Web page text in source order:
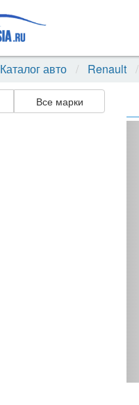
Каталог авто Renault
Все марки